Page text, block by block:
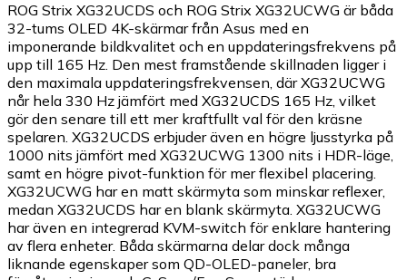
ROG Strix XG32UCDS och ROG Strix XG32UCWG är båda
32-tums OLED 4K-skärmar från Asus med en
imponerande bildkvalitet och en uppdateringsfrekvens på
upp till 165 Hz. Den mest framstående skillnaden ligger i
den maximala uppdateringsfrekvensen, där XG32UCWG
når hela 330 Hz jämfört med XG32UCDS 165 Hz, vilket
gör den senare till ett mer kraftfullt val för den kräsne
spelaren. XG32UCDS erbjuder även en högre ljusstyrka på
1000 nits jämfört med XG32UCWG 1300 nits i HDR-läge,
samt en högre pivot-funktion för mer flexibel placering.
XG32UCWG har en matt skärmyta som minskar reflexer,
medan XG32UCDS har en blank skärmyta. XG32UCWG
har även en integrerad KVM-switch för enklare hantering
av flera enheter. Båda skärmarna delar dock många
liknande egenskaper som QD-OLED-paneler, bra